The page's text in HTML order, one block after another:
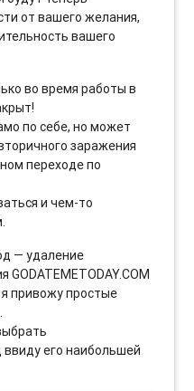
от вашего желания,
вашего
во время работы в
по себе, но может
заражения
переходе по
и чем-то
— удаление
привожу простые
его наибольшей